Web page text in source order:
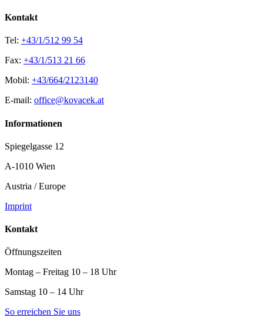
Kontakt
Tel: +43/1/512 99 54
Fax: +43/1/513 21 66
Mobil: +43/664/2123140
E-mail: office@kovacek.at
Informationen
Spiegelgasse 12
A-1010 Wien
Austria / Europe
Imprint
Kontakt
Öffnungszeiten
Montag – Freitag 10 – 18 Uhr
Samstag 10 – 14 Uhr
So erreichen Sie uns